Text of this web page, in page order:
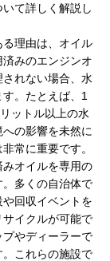
て詳しく解説し
理由は、オイル
みのエンジンオ
れない場合、水
。たとえば、1
ットル以上の水
の影響を未然に
常に重要です。
オイルを専用の
多くの自治体で
回収イベントを
イクルが可能で
やディーラーで
これらの施設で